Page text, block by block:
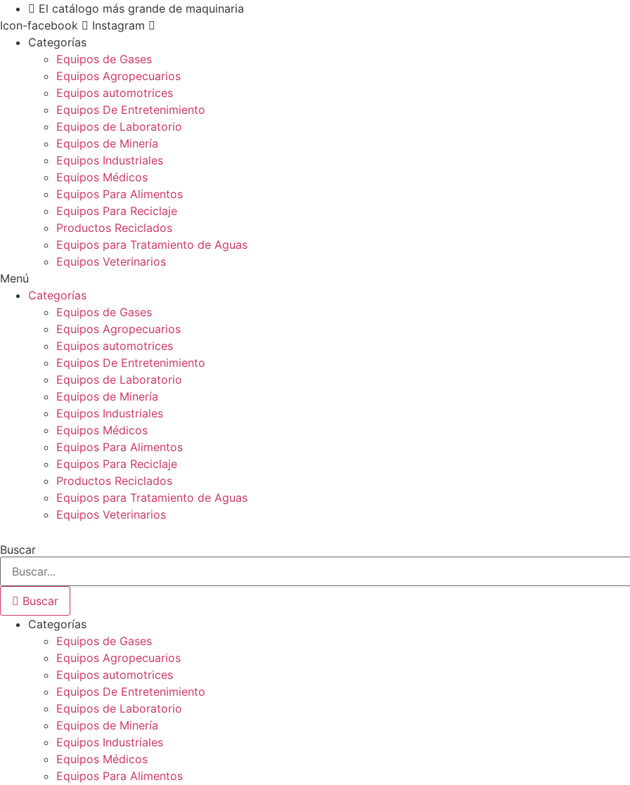
al
contenido
El catálogo más grande de maquinaria
Icon-facebook
Instagram
Categorías
Equipos de Gases
Equipos Agropecuarios
Equipos automotrices
Equipos De Entretenimiento
Equipos de Laboratorio
Equipos de Minería
Equipos Industriales
Equipos Médicos
Equipos Para Alimentos
Equipos Para Reciclaje
Productos Reciclados
Equipos para Tratamiento de Aguas
Equipos Veterinarios
Menú
Categorías
Equipos de Gases
Equipos Agropecuarios
Equipos automotrices
Equipos De Entretenimiento
Equipos de Laboratorio
Equipos de Minería
Equipos Industriales
Equipos Médicos
Equipos Para Alimentos
Equipos Para Reciclaje
Productos Reciclados
Equipos para Tratamiento de Aguas
Equipos Veterinarios
Buscar
Buscar
Categorías
Equipos de Gases
Equipos Agropecuarios
Equipos automotrices
Equipos De Entretenimiento
Equipos de Laboratorio
Equipos de Minería
Equipos Industriales
Equipos Médicos
Equipos Para Alimentos